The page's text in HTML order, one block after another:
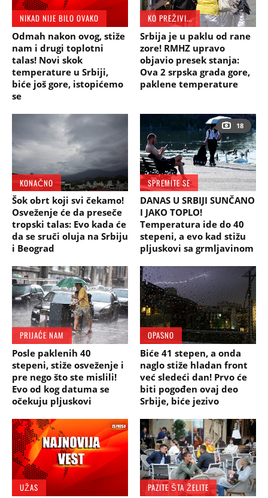
NIKAD NIJE BILO OVAKO
Odmah nakon ovog, stiže
nam i drugi toplotni
talas! Novi skok
temperature u Srbiji,
biće još gore, istopićemo
se
KO PREŽIVI...
Srbija je u paklu od rane
zore! RMHZ upravo
objavio presek stanja:
Ova 2 srpska grada gore,
paklene temperature
KONAČNO
Šok obrt koji svi čekamo!
Osveženje će da preseče
tropski talas: Evo kada će
da se sruči oluja na Srbiju
i Beograd
18
SPREMITE SE
DANAS U SRBIJI SUNČANO
I JAKO TOPLO!
Temperatura ide do 40
stepeni, a evo kad stižu
pljuskovi sa grmljavinom
PRIJAĆE NAM
Posle paklenih 40
stepeni, stiže osveženje i
pre nego što ste mislili!
Evo od kog datuma se
očekuju pljuskovi
OPASNO
Biće 41 stepen, a onda
naglo stiže hladan front
već sledeći dan! Prvo će
biti pogođen ovaj deo
Srbije, biće jezivo
UŽAS
PAZITE ŠTA ŽELITE